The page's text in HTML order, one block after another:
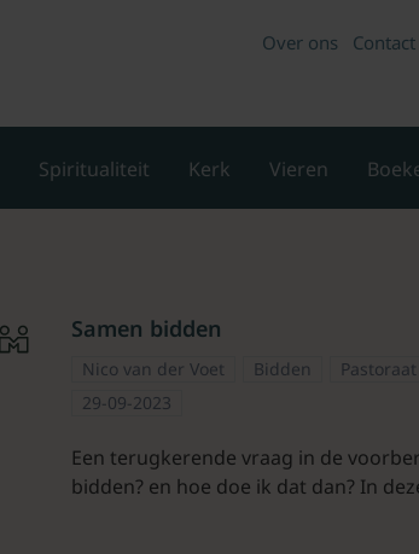
Over ons Contact
Spiritualiteit Kerk Vieren
Samen bidden
Nico van der Voet Bidden Pastoraat
29-09-2023
Een terugkerende vraag in de
bidden? en hoe doe ik dat dan? In